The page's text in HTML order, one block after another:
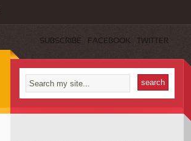
SUBSCRIBE FACEBOOK TWITTER